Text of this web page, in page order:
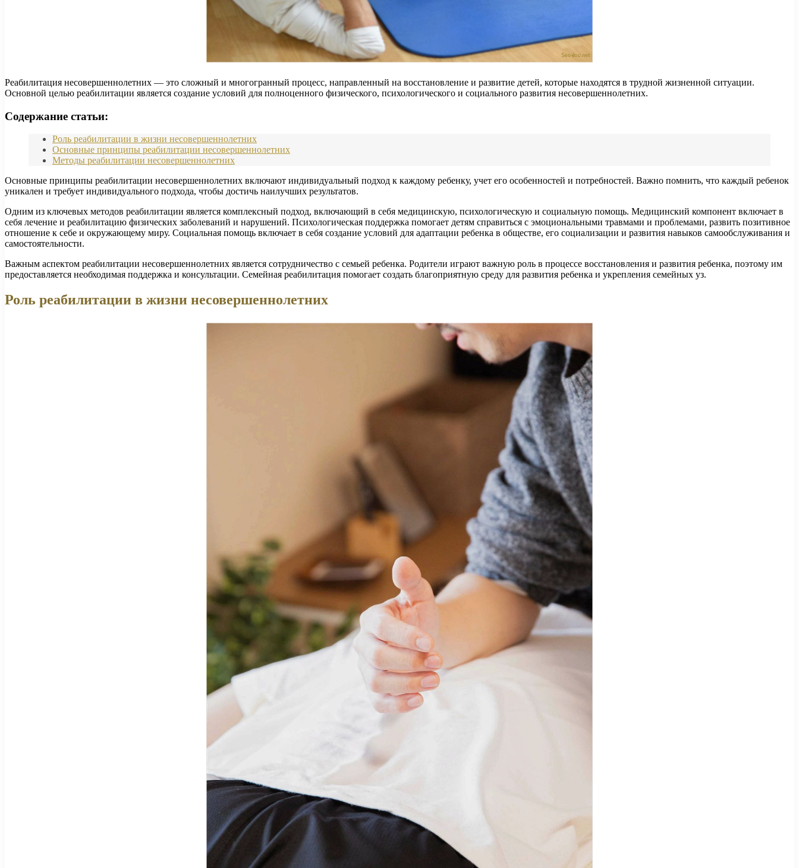
Реабилитация несовершеннолетних — это сложный и многогранный процесс, направленный на восстановление и развитие детей, которые находятся в трудной жизненной ситуации.
Основной целью реабилитации является создание условий для полноценного физического, психологического и социального развития несовершеннолетних.
Содержание статьи:
Роль реабилитации в жизни несовершеннолетних
Основные принципы реабилитации несовершеннолетних
Методы реабилитации несовершеннолетних
Основные принципы реабилитации несовершеннолетних включают индивидуальный подход к каждому ребенку, учет его особенностей и потребностей. Важно помнить, что каждый ребенок
уникален и требует индивидуального подхода, чтобы достичь наилучших результатов.
Одним из ключевых методов реабилитации является комплексный подход, включающий в себя медицинскую, психологическую и социальную помощь. Медицинский компонент включает в
себя лечение и реабилитацию физических заболеваний и нарушений. Психологическая поддержка помогает детям справиться с эмоциональными травмами и проблемами, развить позитивное
отношение к себе и окружающему миру. Социальная помощь включает в себя создание условий для адаптации ребенка в обществе, его социализации и развития навыков самообслуживания и
самостоятельности.
Важным аспектом реабилитации несовершеннолетних является сотрудничество с семьей ребенка. Родители играют важную роль в процессе восстановления и развития ребенка, поэтому им
предоставляется необходимая поддержка и консультации. Семейная реабилитация помогает создать благоприятную среду для развития ребенка и укрепления семейных уз.
Роль реабилитации в жизни несовершеннолетних